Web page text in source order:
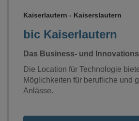
bic Kaiserlautern
Kaiserlautern - Kaiserslautern
Das Business- und
Die Location für Technologie
Möglichkeiten für berufliche und
Anlässe.